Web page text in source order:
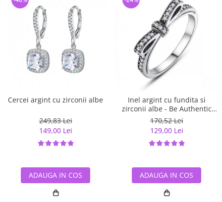
Cercei argint cu zirconii albe
249,83 Lei
149,00 Lei
ADAUGA IN COS
Inel argint cu fundita si
zirconii albe - Be Authentic
IST0007
170,52 Lei
129,00 Lei
ADAUGA IN COS